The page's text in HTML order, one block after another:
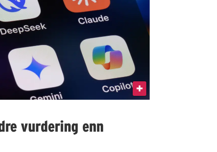
vurdering enn